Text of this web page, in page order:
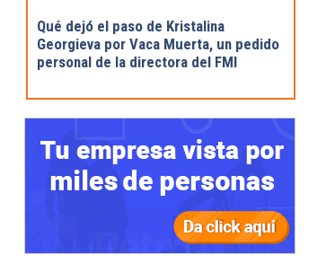
Qué dejó el paso de Kristalina
Georgieva por Vaca Muerta, un pedido
personal de la directora del FMI